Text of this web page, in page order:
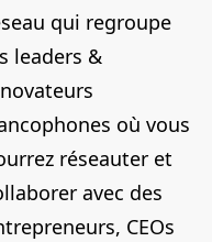
qui regroupe
leaders &
où vous
réseauter et
avec des
CEOs